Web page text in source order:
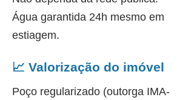
Água garantida 24h mesmo em
estiagem.
📈 Valorização do imóvel
Poço regularizado (outorga IMA-